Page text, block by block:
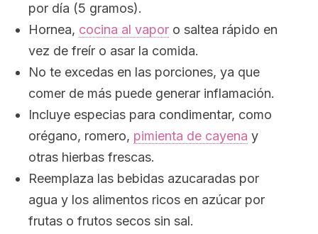
por día (5 gramos).
Hornea, cocina al vapor o saltea rápido en
vez de freír o asar la comida.
No te excedas en las porciones, ya que
comer de más puede generar inflamación.
Incluye especias para condimentar, como
orégano, romero, pimienta de cayena y
otras hierbas frescas.
Reemplaza las bebidas azucaradas por
agua y los alimentos ricos en azúcar por
frutas o frutos secos sin sal.